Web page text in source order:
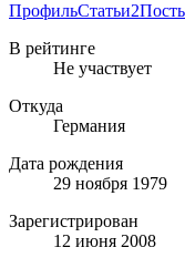
ПрофильСтатьи2
В рейтинге
Не участвует
Откуда
Германия
Дата рождения
29 ноября 1979
Зарегистрирован
12 июня 2008